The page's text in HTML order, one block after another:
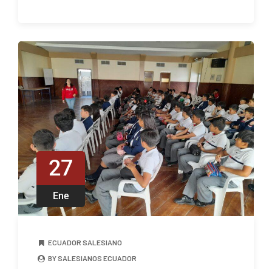
27
Ene
ECUADOR SALESIANO
BY SALESIANOS ECUADOR